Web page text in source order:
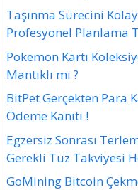
Taşınma Sürecini
Profesyonel Planlama
Pokemon Kartı
Mantıklı mı ?
BitPet Gerçekten Para
Ödeme Kanıtı !
Egzersiz Sonrası
Gerekli Tuz Takviyesi
GoMining Bitcoin